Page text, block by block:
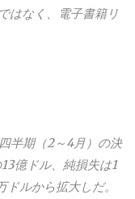
はなく、電子書籍リ
半期（2～4月）の決
億ドル、純損失は1
ルから拡大しだ。